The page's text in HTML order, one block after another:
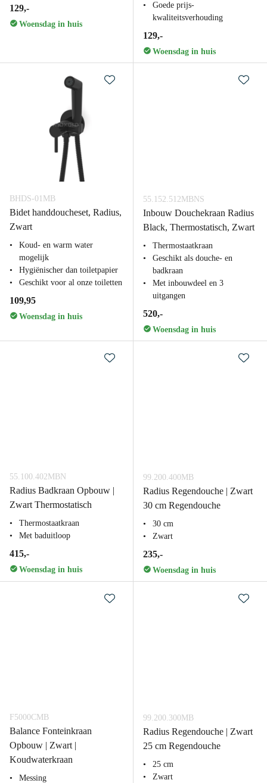
129,-
Woensdag in huis
Goede prijs-
kwaliteitsverhouding
129,-
Woensdag in huis
BHDS-01MB
Bidet handdoucheset, Radius,
Zwart
Koud- en warm water
mogelijk
Hygiënischer dan toiletpapier
Geschikt voor al onze toiletten
109,95
Woensdag in huis
55.152.512MBNS
Inbouw Douchekraan Radius
Black, Thermostatisch, Zwart
Thermostaatkraan
Geschikt als douche- en
badkraan
Met inbouwdeel en 3
uitgangen
520,-
Woensdag in huis
55.100.402MBN
Radius Badkraan Opbouw |
Zwart Thermostatisch
Thermostaatkraan
Met baduitloop
415,-
Woensdag in huis
99.200.400MB
Radius Regendouche | Zwart
30 cm Regendouche
30 cm
Zwart
235,-
Woensdag in huis
F5000CMB
Balance Fonteinkraan
Opbouw | Zwart |
Koudwaterkraan
Messing
99.200.300MB
Radius Regendouche | Zwart
25 cm Regendouche
25 cm
Zwart